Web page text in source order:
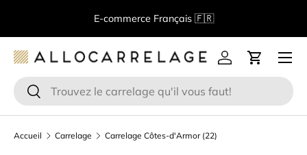
Aller au contenu
E-commerce Français 🇫🇷
Recherche
Rechercher
Se connecter
Panier
Menu
Accueil Carrelage Carrelage Côtes-d'Armor (22)